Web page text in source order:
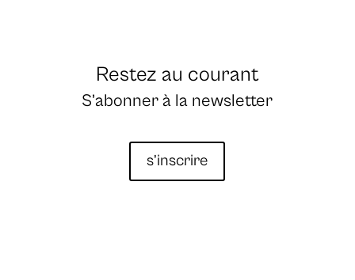
Restez au courant
S’abonner à la newsletter
s’inscrire